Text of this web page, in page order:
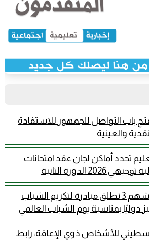
باب التواصل للجمهور للاستفادة
والعينية
تحدد أماكن لجان عقد امتحانات
الدورة الثانية
عملية الفارس الشهم 3 تطلق مبادرة لتكريم الشباب
دوليًا بمناسبة يوم الشباب العالمي
للأشخاص ذوي الإعاقة: رابط